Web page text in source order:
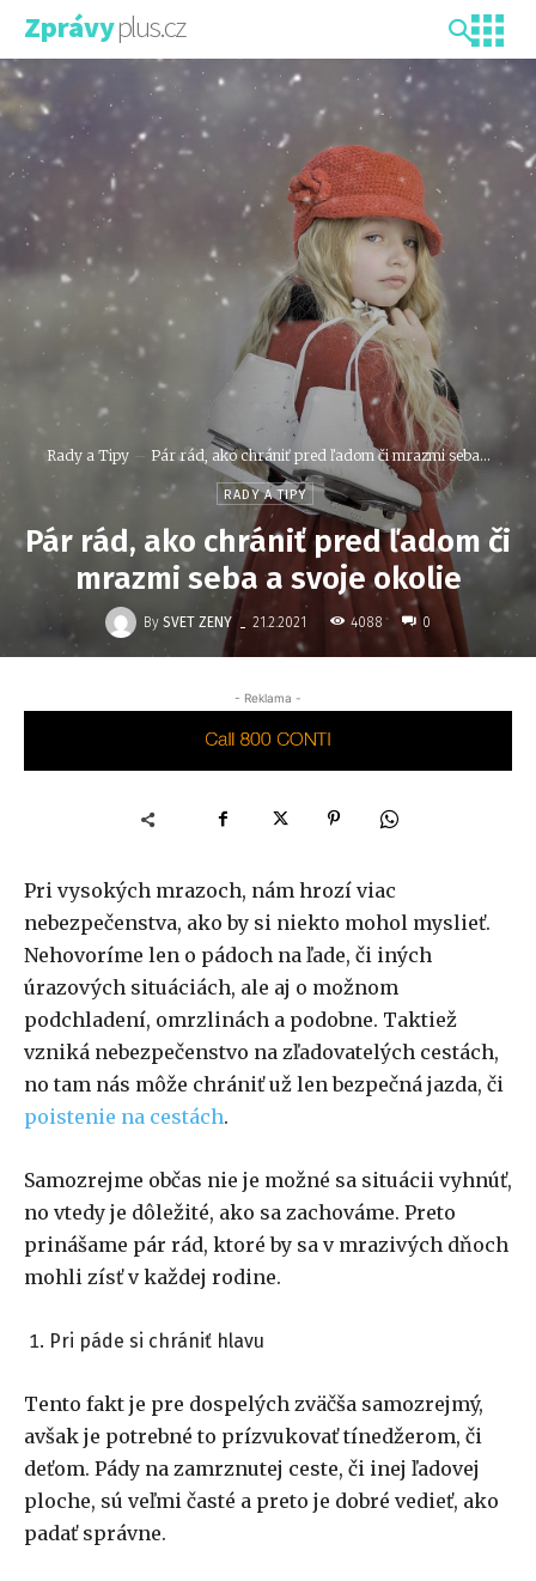
Zprávyplus.cz
Rady a Tipy Pár rád, ako chrániť pred ľadom či mrazmi seba...
RADY A TIPY
Pár rád, ako chrániť pred ľadom či
mrazmi seba a svoje okolie
By SVET ZENY - 21.2.2021 4088 0
- Reklama -
Pri vysokých mrazoch, nám hrozí viac
nebezpečenstva, ako by si niekto mohol myslieť.
Nehovoríme len o pádoch na ľade, či iných
úrazových situáciách, ale aj o možnom
podchladení, omrzlinách a podobne. Taktiež
vzniká nebezpečenstvo na zľadovatelých cestách,
no tam nás môže chrániť už len bezpečná jazda, či
poistenie na cestách.
Samozrejme občas nie je možné sa situácii vyhnúť,
no vtedy je dôležité, ako sa zachováme. Preto
prinášame pár rád, ktoré by sa v mrazivých dňoch
mohli zísť v každej rodine.
Pri páde si chrániť hlavu
Tento fakt je pre dospelých zväčša samozrejmý,
avšak je potrebné to prízvukovať tínedžerom, či
deťom. Pády na zamrznutej ceste, či inej ľadovej
ploche, sú veľmi časté a preto je dobré vedieť, ako
padať správne.